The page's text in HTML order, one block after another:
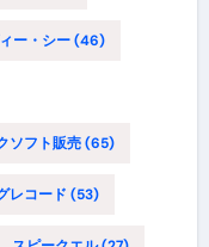
ー・シー(46)
ソフト販売(65)
レコード (53)